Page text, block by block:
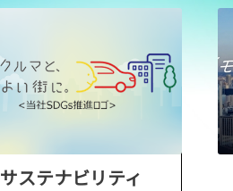
サステナビリティ